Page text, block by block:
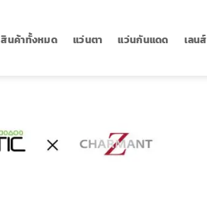
สินค้าทั้งหมด แว่นตา แว่นกันแดด เลนส์